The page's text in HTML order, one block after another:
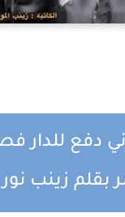
دفع للدار
بقلم زينب نور